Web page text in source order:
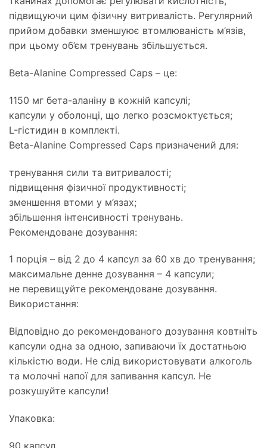
підвищуючи цим фізичну витривалість. Регулярний
прийом добавки зменшуює втомлюваність м’язів,
при цьому об’єм тренувань збільшується.
Beta-Alanine Compressed Caps – це:
1150 мг бета-аланіну в кожній капсулі;
капсули у оболонці, що легко розсмоктується;
L-гістидин в комплекті.
Beta-Alanine Compressed Caps призначений для:
тренування сили та витривалості;
підвищення фізичної продуктивності;
зменшення втоми у м’язах;
збільшення інтенсивності тренувань.
Рекомендоване дозування:
1 порція – від 2 до 4 капсул за 60 хв до тренування;
максимальне денне дозування – 4 капсули;
не перевищуйте рекомендоване дозування.
Використання:
Відповідно до рекомендованого дозування ковтніть
капсули одна за одною, запиваючи їх достатньою
кількістю води. Не слід використовувати алкоголь
та молочні напої для запивання капсул. Не
розкушуйте капсули!
Упаковка:
90 капсул.